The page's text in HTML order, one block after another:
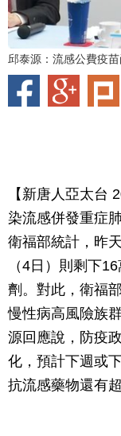
邱泰源：流感公費疫
【新唐人亞太台
染流感併發重症
衛福部統計，昨
（4日）則剩下
劑。對此，衛福
慢性病高風險族
源回應說，防疫
化，預計下週或
抗流感藥物還有